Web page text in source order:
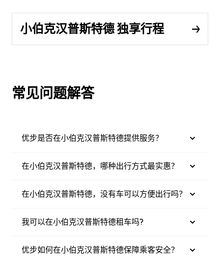
小伯克汉普斯特德 独享行程
常见问题解答
优步是否在小伯克汉普斯特德提供服务？
在小伯克汉普斯特德，哪种出行方式最实惠？
在小伯克汉普斯特德，没有车可以方便出行吗？
我可以在小伯克汉普斯特德租车吗?
优步如何在小伯克汉普斯特德保障乘客安全？